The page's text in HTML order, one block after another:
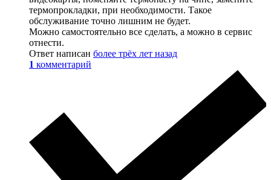
термопрокладки, при необходимости. Такое
обслуживание точно лишним не будет.
Можно самостоятельно все сделать, а можно в сервис
отнести.
Ответ написан более трёх лет назад
1 комментарий